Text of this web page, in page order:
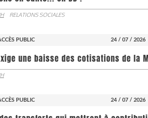
RELATIONS SOCIALES
PUBLIC 24 / 07 / 2026
une baisse des cotisations de la
PUBLIC 24 / 07 / 2026